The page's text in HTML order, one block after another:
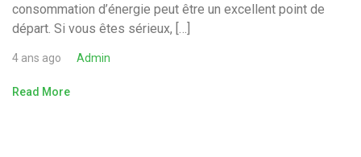
consommation d’énergie peut être un excellent point de
départ. Si vous êtes sérieux, […]
4 ans ago Admin
Read More